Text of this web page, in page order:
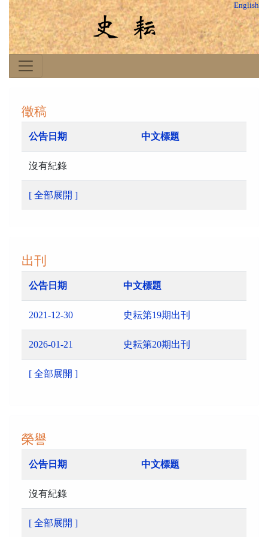
English
徵稿
公告日期 中文標題
沒有紀錄
[ 全部展開 ]
出刊
公告日期 中文標題
2021-12-30 史耘第19期出刊
2026-01-21 史耘第20期出刊
[ 全部展開 ]
榮譽
公告日期 中文標題
沒有紀錄
[ 全部展開 ]